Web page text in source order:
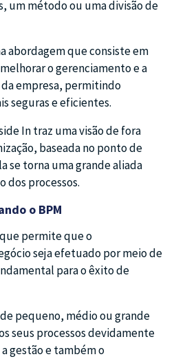
um método ou uma divisão de
abordagem que consiste em
o gerenciamento e a
empresa, permitindo
seguras e eficientes.
In traz uma visão de fora
baseada no ponto de
se torna uma grande aliada
dos processos.
o BPM
permite que o
seja efetuado por meio de
para o êxito de
pequeno, médio ou grande
seus processos devidamente
gestão e também o